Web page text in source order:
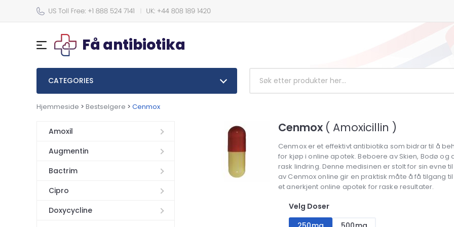
Få antibiotika
CATEGORIES
Hjemmeside > Bestselgere > Cenmox
Amoxil
Augmentin
Bactrim
Cipro
Doxycycline
Cenmox ( Amoxicillin )
Cenmox er et effektivt antibiotika som bidrar til å
for kjøp i online apotek. Beboere av Skien, Bodø
rask lindring. Denne medisinen er stolt for sin evne
av Cenmox online gir en praktisk måte å få tilgang
et anerkjent online apotek for raske resultater.
Velg Doser